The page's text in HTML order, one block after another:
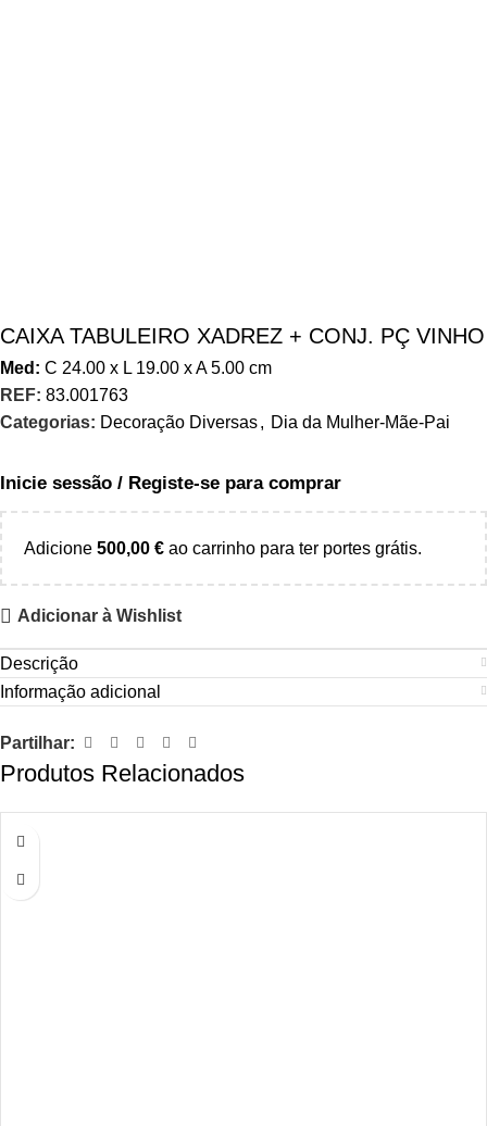
CAIXA TABULEIRO XADREZ + CONJ. PÇ VINHO
Med: C 24.00 x L 19.00 xA5.00 cm
REF: 83.001763
Categorias: Decoração Diversas, Dia da Mulher-Mãe-Pai
Inicie sessão / Registe-se para comprar
Adicione 500,00 € ao carrinho para ter portes grátis.
Adicionar à Wishlist
Descrição
Informação adicional
Partilhar:
Produtos Relacionados